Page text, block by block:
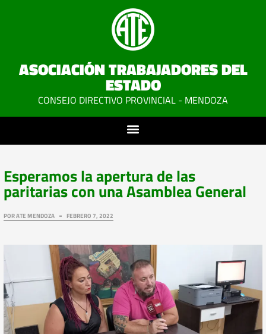
ASOCIACIÓN TRABAJADORES DEL
ESTADO
CONSEJO DIRECTIVO PROVINCIAL - MENDOZA
Esperamos la apertura de las
paritarias con una Asamblea General
PORATE MENDOZA FEBRERO 7, 2022